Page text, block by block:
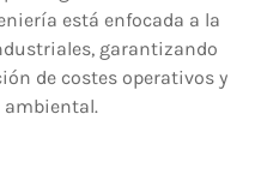
está enfocada a la
garantizando
de costes operativos y